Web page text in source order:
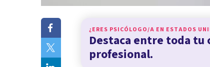
¿ERES PSICÓLOGO/A EN ESTADOS
Destaca entre toda tu
profesional.